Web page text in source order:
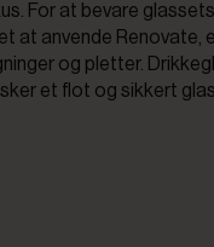
For at bevare
at anvende Renovate,
og pletter.
et flot og sikkert